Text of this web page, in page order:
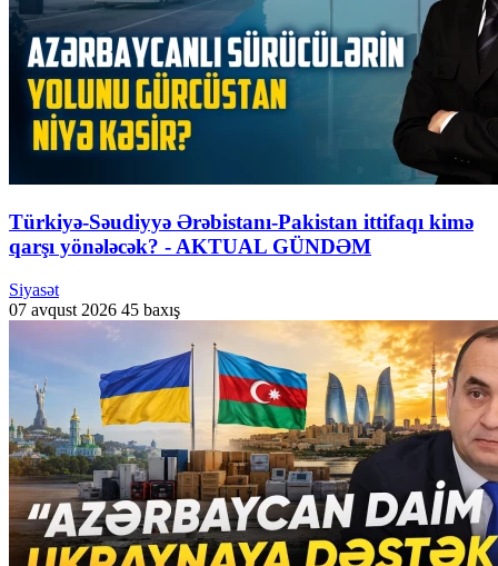
Türkiyə-Səudiyyə Ərəbistanı-Pakistan ittifaqı kimə
qarşı yönələcək? - AKTUAL GÜNDƏM
Siyasət
07 avqust 2026 45 baxış